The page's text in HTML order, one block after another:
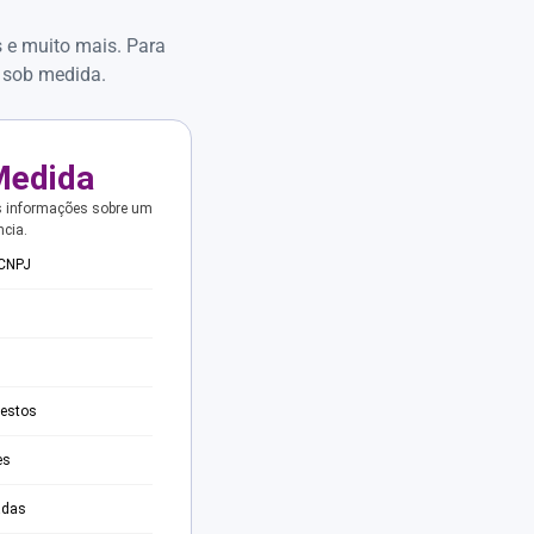
muito mais. Para
medida.
sobre um